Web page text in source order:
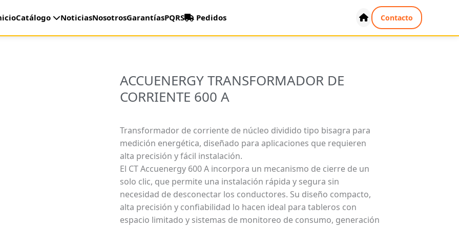
Catálogo NoticiasNosotrosGarantíasPQRS Pedidos Contacto
ACCUENERGY TRANSFORMADOR DE
CORRIENTE 600 A
Transformador de corriente de núcleo dividido tipo bisagra para
medición energética, diseñado para aplicaciones que requieren
alta precisión y fácil instalación.
El CT Accuenergy 600 A incorpora un mecanismo de cierre de un
solo clic, que permite una instalación rápida y segura sin
necesidad de desconectar los conductores. Su diseño compacto,
alta precisión y confiabilidad lo hacen ideal para tableros con
espacio limitado y sistemas de monitoreo de consumo, generación